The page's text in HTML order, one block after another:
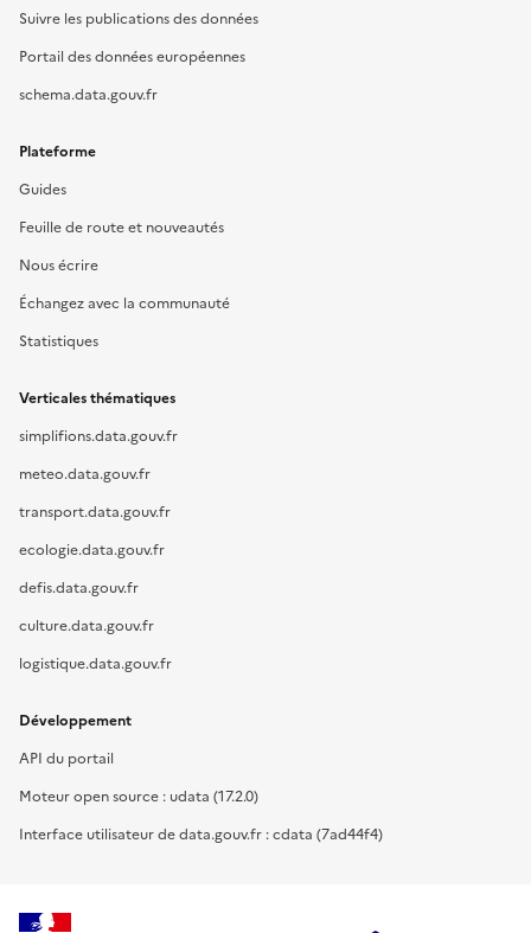
Suivre les publications des données
Portail des données européennes
schema.data.gouv.fr
Plateforme
Guides
Feuille de route et nouveautés
Nous écrire
Échangez avec la communauté
Statistiques
Verticales thématiques
simplifions.data.gouv.fr
meteo.data.gouv.fr
transport.data.gouv.fr
ecologie.data.gouv.fr
defis.data.gouv.fr
culture.data.gouv.fr
logistique.data.gouv.fr
Développement
API du portail
Moteur open source : udata (17.2.0)
Interface utilisateur de data.gouv.fr : cdata (7ad44f4)